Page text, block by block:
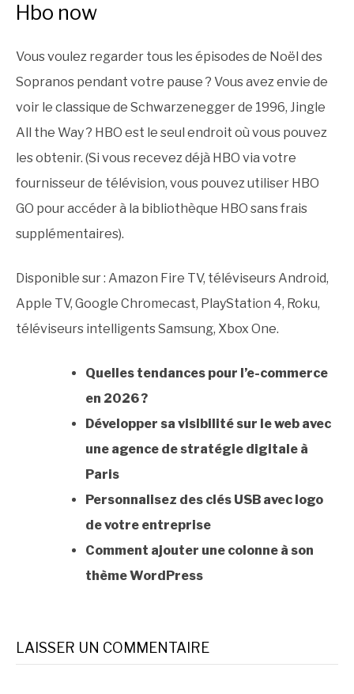
Hbo now
Vous voulez regarder tous les épisodes de Noël des
Sopranos pendant votre pause ? Vous avez envie de
voir le classique de Schwarzenegger de 1996, Jingle
All the Way ? HBO est le seul endroit où vous pouvez
les obtenir. (Si vous recevez déjà HBO via votre
fournisseur de télévision, vous pouvez utiliser HBO
GO pour accéder à la bibliothèque HBO sans frais
supplémentaires).
Disponible sur : Amazon Fire TV, téléviseurs Android,
Apple TV, Google Chromecast, PlayStation 4, Roku,
téléviseurs intelligents Samsung, Xbox One.
Quelles tendances pour l’e-commerce
en 2026 ?
Développer sa visibilité sur le web avec
une agence de stratégie digitale à
Paris
Personnalisez des clés USB avec logo
de votre entreprise
Comment ajouter une colonne à son
thème WordPress
LAISSER UN COMMENTAIRE